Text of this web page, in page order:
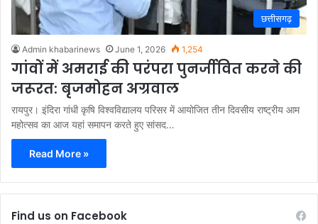
छत्तीसगढ़
Admin khabarinews June 1, 2026 1,254
गांवों में अमराई की परंपरा पुनर्जीवित करने की
जरूरत: बृजमोहन अग्रवाल
रायपुर। इंदिरा गांधी कृषि विश्वविद्यालय परिसर में आयोजित तीन दिवसीय राष्ट्रीय आम
महोत्सव का आज यहां समापन करते हुए सांसद…
Read More »
Find us on Facebook